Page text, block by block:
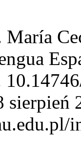
María
sierpień